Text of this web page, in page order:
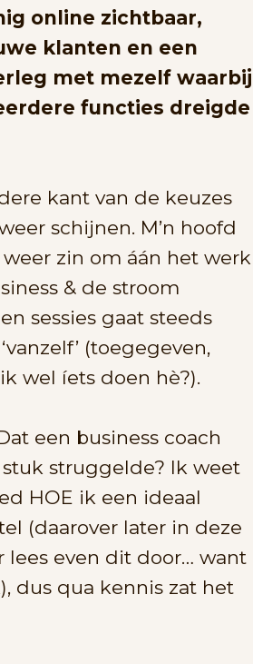
online zichtbaar,
klanten en een
met mezelf waarbij
functies dreigde
kant van de keuzes
schijnen. M’n hoofd
zin om áán het werk
& de stroom
sessies gaat steeds
(toegegeven,
wel íets doen hè?).
een business coach
struggelde? Ik weet
HOE ik een ideaal
(daarover later in deze
lees even dit door… want
dus qua kennis zat het